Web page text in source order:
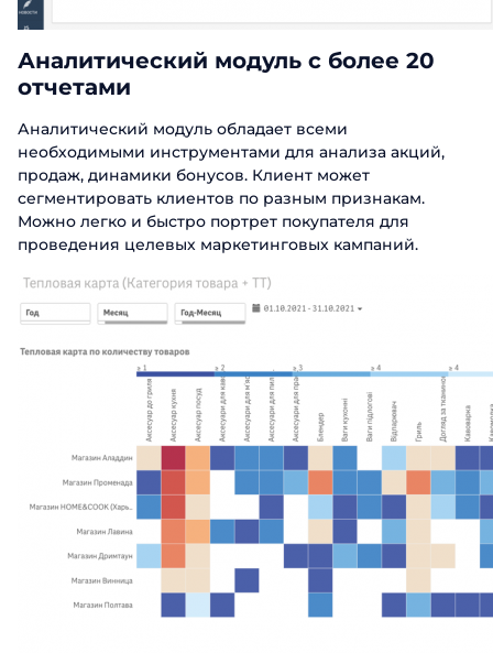
Аналитический модуль с более 20
отчетами
Аналитический модуль обладает всеми
необходимыми инструментами для анализа акций,
продаж, динамики бонусов. Клиент может
сегментировать клиентов по разным признакам.
Можно легко и быстро портрет покупателя для
проведения целевых маркетинговых кампаний.